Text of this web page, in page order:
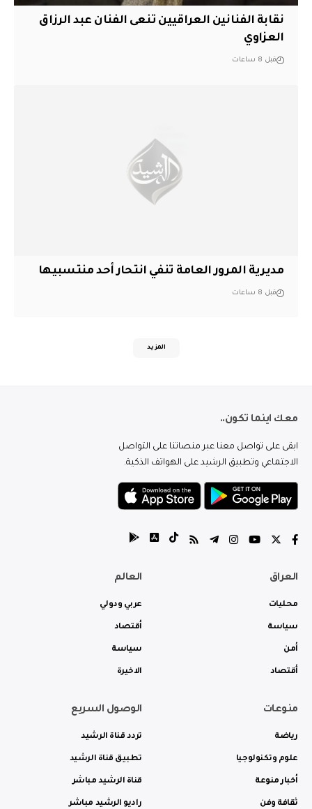
نقابة الفنانين العراقيين تنعى الفنان عبد الرزاق
العزاوي
قبل 8 ساعات
مديرية المرور العامة تنفي انتحار أحد منتسبيها
قبل 8 ساعات
المزيد
معك اينما تكون..
ابقى على تواصل معنا عبر منصاتنا على التواصل
الاجتماعي وتطبيق الرشيد على الهواتف الذكية.
العراق
محليات
سياسة
أمن
أقتصاد
العالم
عربي ودولي
أقتصاد
سياسة
الاخيرة
منوعات
رياضة
علوم وتكنولوجيا
أخبار منوعة
ثقافة وفن
الوصول السريع
تردد قناة الرشيد
تطبيق قناة الرشيد
قناة الرشيد مباشر
راديو الرشيد مباشر